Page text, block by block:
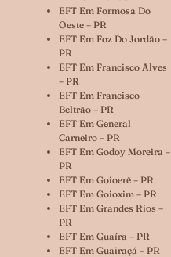
EFT Em Formosa Do
Oeste – PR
EFT Em Foz Do Jordão –
PR
EFT Em Francisco Alves
– PR
EFT Em Francisco
Beltrão – PR
EFT Em General
Carneiro – PR
EFT Em Godoy Moreira –
PR
EFT Em Goioerê – PR
EFT Em Goioxim – PR
EFT Em Grandes Rios –
PR
EFT Em Guaíra – PR
EFT Em Guairaçá – PR